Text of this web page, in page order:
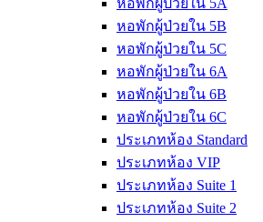
หอพักผู้ป่วยใน 5A
หอพักผู้ป่วยใน 5B
หอพักผู้ป่วยใน 5C
หอพักผู้ป่วยใน 6A
หอพักผู้ป่วยใน 6B
หอพักผู้ป่วยใน 6C
ประเภทห้อง Standard
ประเภทห้อง VIP
ประเภทห้อง Suite 1
ประเภทห้อง Suite 2